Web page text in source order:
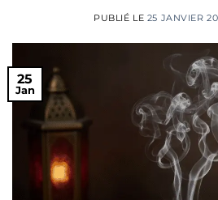
PUBLIÉ LE 25 JANVIER
25
Jan